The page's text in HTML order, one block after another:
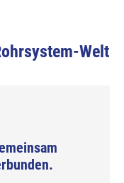
Welt